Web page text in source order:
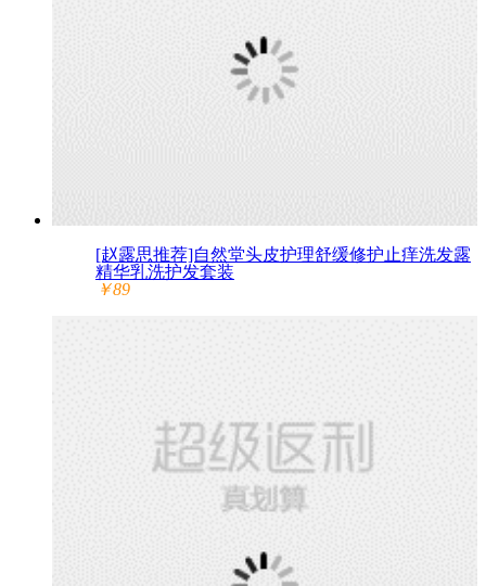
[赵露思推荐]自然堂头皮护理舒缓修护止痒洗发露
精华乳洗护发套装
￥89